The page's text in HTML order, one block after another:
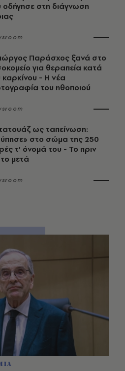
οδήγησε στη διάγνωση
Παράσχος ξανά στο
για θεραπεία κατά
καρκίνου - Η νέα
του ηθοποιού
ως ταπείνωση:
στο σώμα της 250
τ’ όνομά του - Το πριν
το μετά